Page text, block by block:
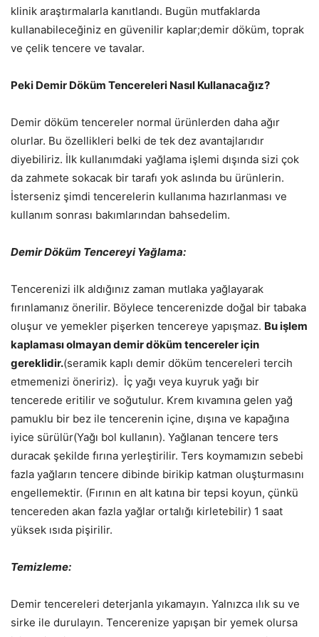
klinik araştırmalarla kanıtlandı. Bugün mutfaklarda
kullanabileceğiniz en güvenilir kaplar;demir döküm, toprak
ve çelik tencere ve tavalar.
Peki Demir Döküm Tencereleri Nasıl Kullanacağız?
Demir döküm tencereler normal ürünlerden daha ağır
olurlar. Bu özellikleri belki de tek dez avantajlarıdır
diyebiliriz. İlk kullanımdaki yağlama işlemi dışında sizi çok
da zahmete sokacak bir tarafı yok aslında bu ürünlerin.
İsterseniz şimdi tencerelerin kullanıma hazırlanması ve
kullanım sonrası bakımlarından bahsedelim.
Demir Döküm Tencereyi Yağlama:
Tencerenizi ilk aldığınız zaman mutlaka yağlayarak
fırınlamanız önerilir. Böylece tencerenizde doğal bir tabaka
oluşur ve yemekler pişerken tencereye yapışmaz. Bu işlem
kaplaması olmayan demir döküm tencereler için
gereklidir.(seramik kaplı demir döküm tencereleri tercih
etmemenizi öneririz). İç yağı veya kuyruk yağı bir
tencerede eritilir ve soğutulur. Krem kıvamına gelen yağ
pamuklu bir bez ile tencerenin içine, dışına ve kapağına
iyice sürülür(Yağı bol kullanın). Yağlanan tencere ters
duracak şekilde fırına yerleştirilir. Ters koymamızın sebebi
fazla yağların tencere dibinde birikip katman oluşturmasını
engellemektir. (Fırının en alt katına bir tepsi koyun, çünkü
tencereden akan fazla yağlar ortalığı kirletebilir) 1 saat
yüksek ısıda pişirilir.
Temizleme:
Demir tencereleri deterjanla yıkamayın. Yalnızca ılık su ve
sirke ile durulayın. Tencerenize yapışan bir yemek olursa